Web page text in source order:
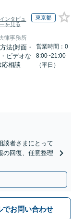
インタビュ
ーを見る
東京都
律事務所
法(対面・
ビデオな
応相談
営業時間：0
8:00~21:00
（平日）
談者さまにとって
の回復、任意整理
でお問い合わせ